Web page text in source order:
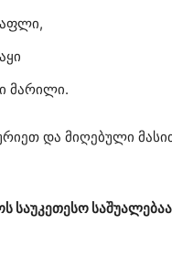
მარილი.
და მიღებული
საუკეთესო საშუალებაა